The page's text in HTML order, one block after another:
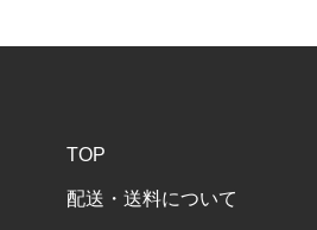
TOP
配送・送料について